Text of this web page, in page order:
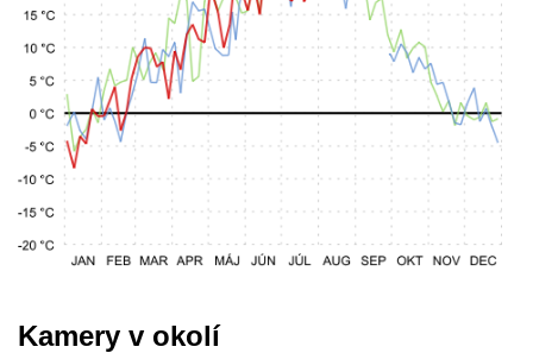
Kamery v okolí